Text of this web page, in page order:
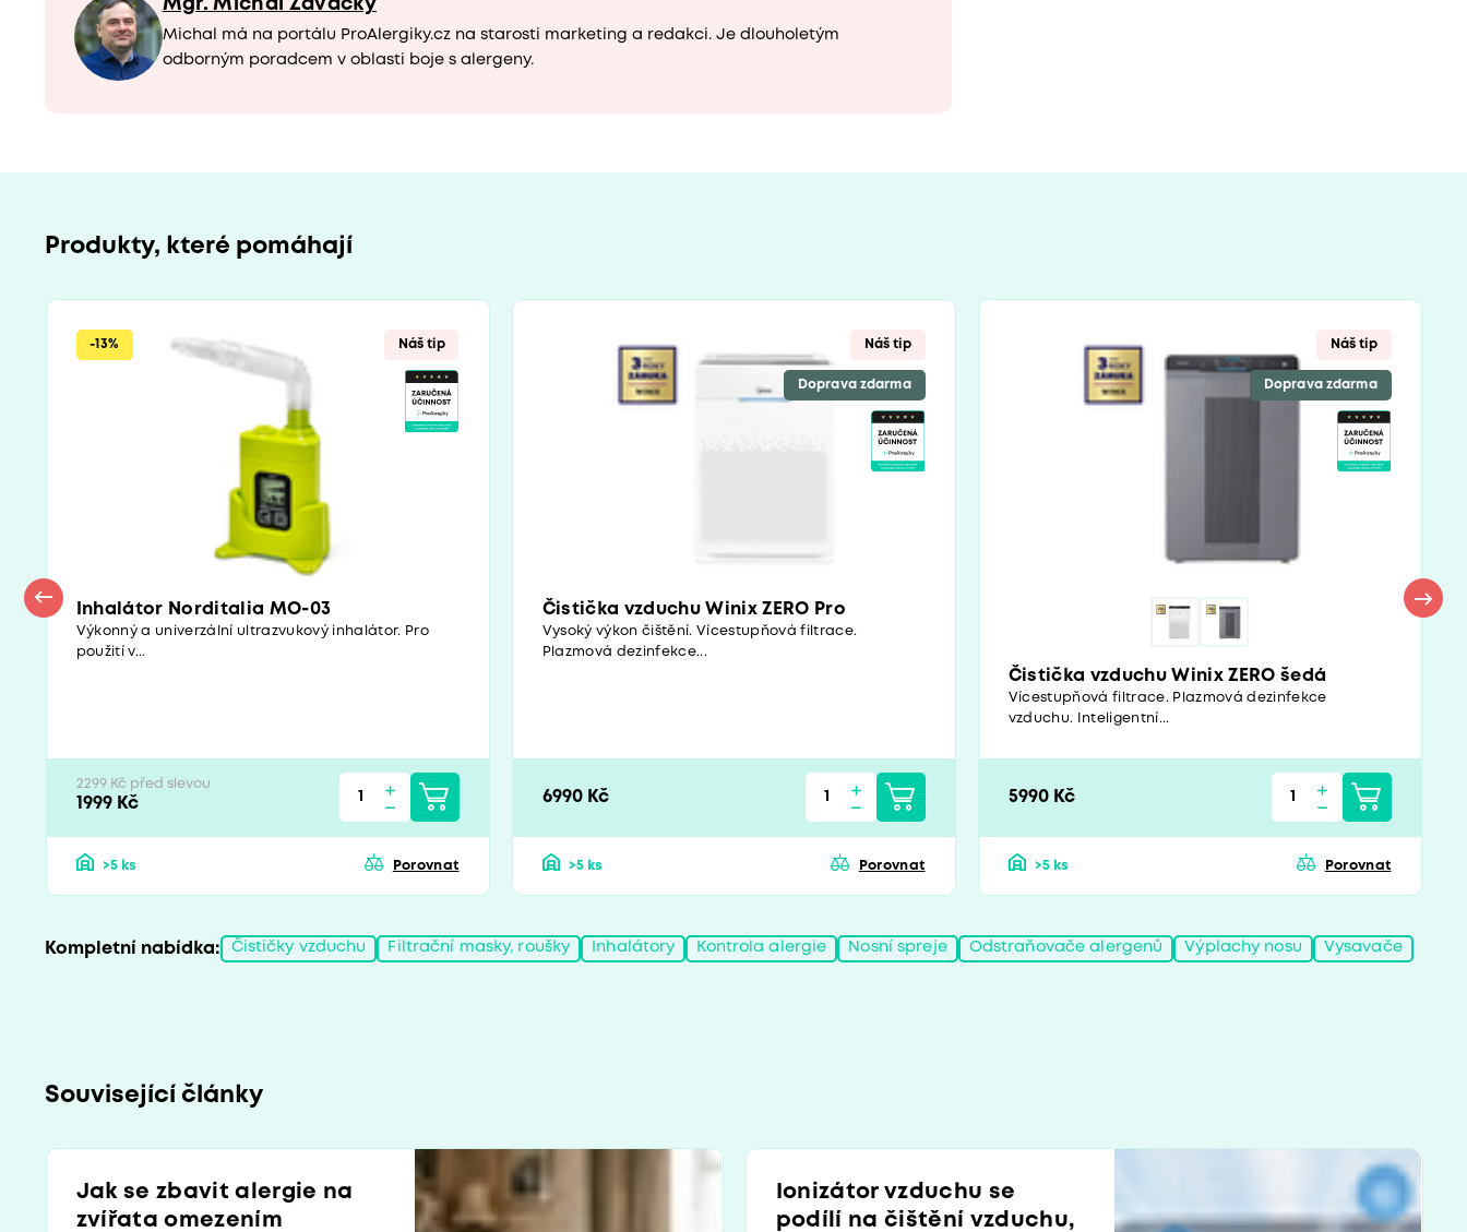
Mgr. Michal Závacký
Michal má na portálu ProAlergiky.cz na starosti marketing a redakci. Je dlouholetým
odborným poradcem v oblasti boje s alergeny.
Produkty, které pomáhají
-13% Náš tip
Inhalátor Norditalia MO-03
Výkonný a univerzální ultrazvukový inhalátor. Pro
použití v...
2299 Kč před slevou
1999 Kč
>5 ks Porovnat
Náš tip
Doprava zdarma
Čistička vzduchu Winix ZERO Pro
Vysoký výkon čištění. Vícestupňová filtrace.
Plazmová dezinfekce...
6990 Kč
>5 ks Porovnat
Náš tip
Doprava zdarma
Čistička vzduchu Winix ZERO šedá
Vícestupňová filtrace. Plazmová dezinfekce
vzduchu. Inteligentní...
5990 Kč
>5 ks Porovnat
Kompletní nabídka: Čističky vzduchu Filtrační masky, roušky Inhalátory Kontrola alergie Nosní spreje Odstraňovače alergenů Výplachy nosu Vysavače
Související články
Jak se zbavit alergie na
zvířata omezením
Ionizátor vzduchu se
podílí na čištění vzduchu,